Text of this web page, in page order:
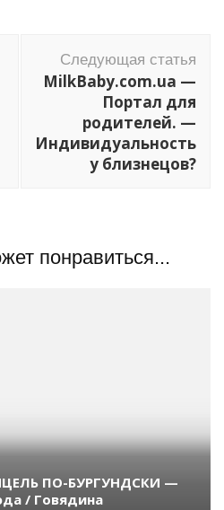
Следующая статья
MilkBaby.com.ua —
Портал для
родителей. —
Индивидуальность
у близнецов?
понравиться...
ПО-БУРГУНДСКИ —
/ Говядина